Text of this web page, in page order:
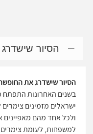
הסיור
הסיור שישדרג את
בשנים האחרונות התפתח
ישראלים מזמינים
ולכל אחד מהם מאפיינים
למשפחות, לעומת